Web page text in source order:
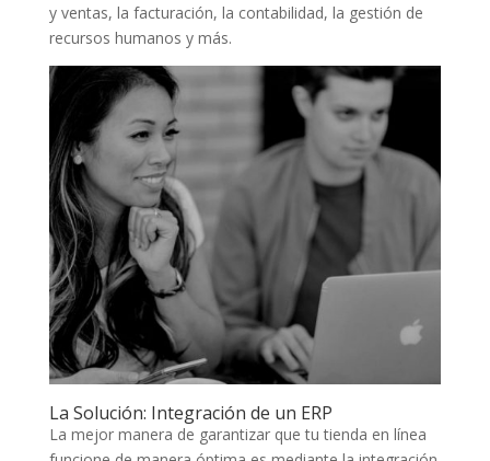
y ventas, la facturación, la contabilidad, la gestión de
recursos humanos y más.
La Solución: Integración de un ERP
La mejor manera de garantizar que tu tienda en línea